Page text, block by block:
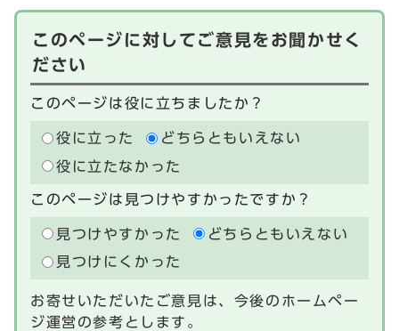
このページに対してご意見をお聞かせく
ださい
このページは役に立ちましたか？
役に立った
どちらともいえない
役に立たなかった
このページは見つけやすかったですか？
見つけやすかった
どちらともいえない
見つけにくかった
お寄せいただいたご意見は、今後のホームペー
ジ運営の参考とします。